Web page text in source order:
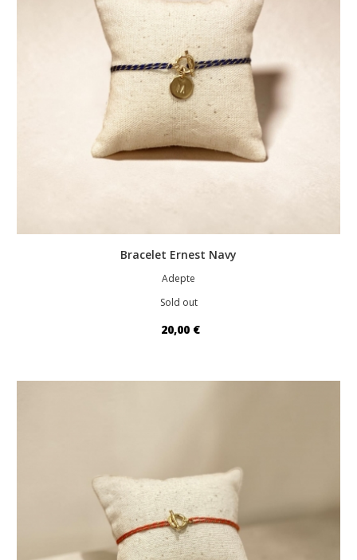
Bracelet Ernest Navy
Adepte
Sold out
20,00 €